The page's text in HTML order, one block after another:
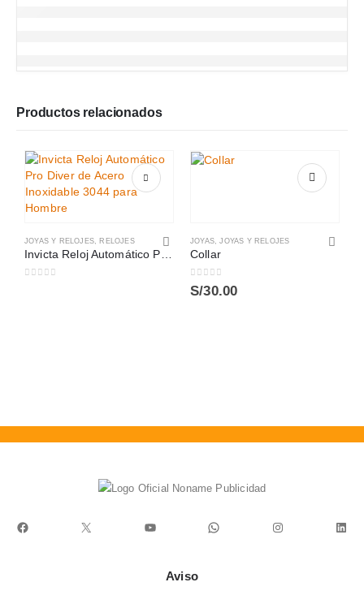
Productos relacionados
JOYAS Y RELOJES RELOJES JOYAS ,JOYAS Y RELOJES
Collar
0out of 5
S/30.00
Facebook X YouTube WhatsApp Instagram
Aviso